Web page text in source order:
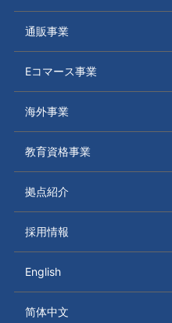
通販事業
Eコマース事業
海外事業
教育資格事業
拠点紹介
採用情報
English
简体中文